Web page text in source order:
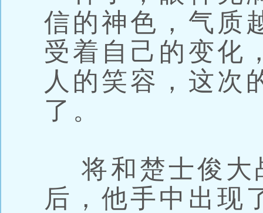
信的神色，气质
受着自己的变化
人的笑容，这次
了。
将和楚士俊大
后，他手中出现